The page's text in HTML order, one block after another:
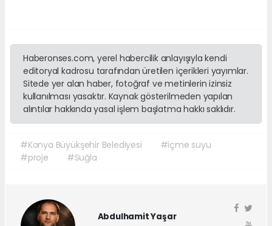
Haberonses.com, yerel habercilik anlayışıyla kendi
editoryal kadrosu tarafından üretilen içerikleri yayımlar.
Sitede yer alan haber, fotoğraf ve metinlerin izinsiz
kullanılması yasaktır. Kaynak gösterilmeden yapılan
alıntılar hakkında yasal işlem başlatma hakkı saklıdır.
#Konya Büyükşehir Belediyesi
#içme suyu
#proje
#Suğla
Abdulhamit Yaşar